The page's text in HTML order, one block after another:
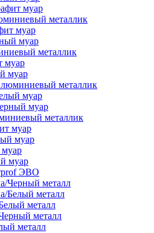
муар
металлик
муар
муар
металлик
муар
муар
металлик
муар
муар
металлик
муар
муар
муар
ЭВО
Черный металл
Белый металл
металл
металл
металл